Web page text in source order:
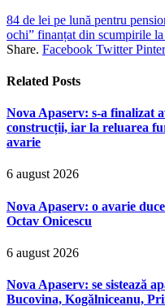
84 de lei pe lună pentru
ochi” finanțat din scumpirile la
Share. Facebook Twitter
Related Posts
Nova Apaserv: s-a finalizat
construcții, iar la reluarea
avarie
6 august 2026
Nova Apaserv: o avarie
Octav Onicescu
6 august 2026
Nova Apaserv: se sistează
Bucovina, Kogălniceanu,